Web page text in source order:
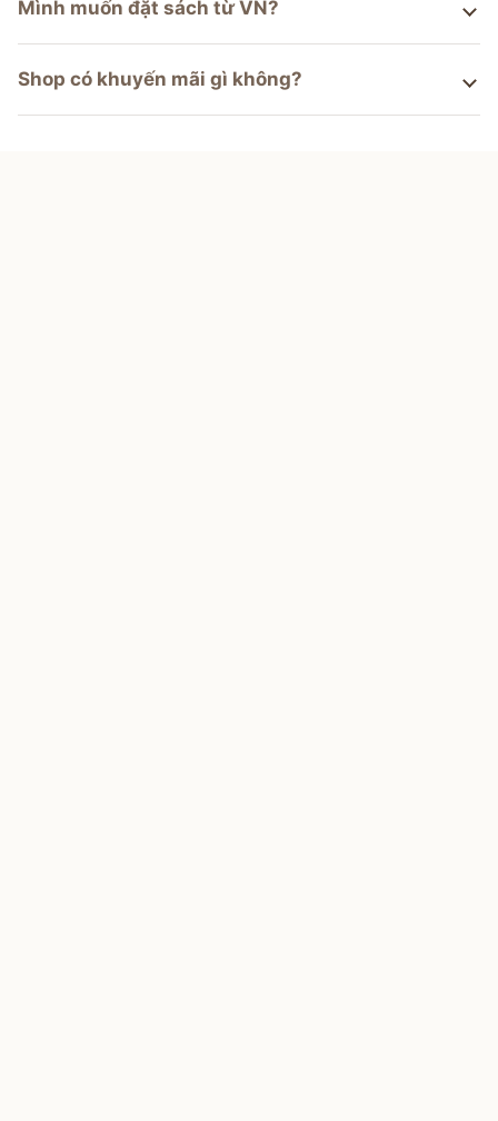
Mình muốn đặt sách từ VN?
Shop có khuyến mãi gì không?